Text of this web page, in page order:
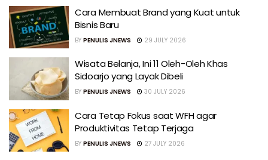
Cara Membuat Brand yang Kuat untuk
Bisnis Baru
BY PENULIS JNEWS 29 JULY 2026
Wisata Belanja, Ini 11 Oleh-Oleh Khas
Sidoarjo yang Layak Dibeli
BY PENULIS JNEWS 30 JULY 2026
Cara Tetap Fokus saat WFH agar
Produktivitas Tetap Terjaga
BY PENULIS JNEWS 27 JULY 2026